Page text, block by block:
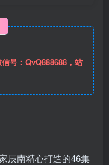
号：QvQ888688，站
辰南精心打造的46集